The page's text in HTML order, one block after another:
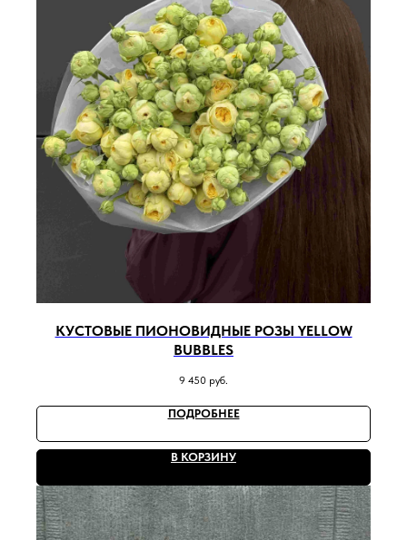
КУСТОВЫЕ ПИОНОВИДНЫЕ РОЗЫ YELLOW
BUBBLES
9 450 руб.
ПОДРОБНЕЕ
В КОРЗИНУ